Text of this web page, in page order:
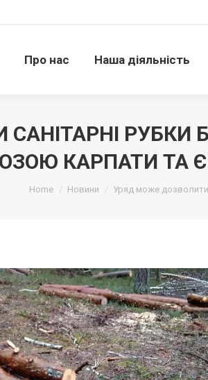
Про нас Наша діяльність
РУБКИ
КАРПАТИ ТА
Home Новини Уряд може дозволити
Про нас Наша діяльність